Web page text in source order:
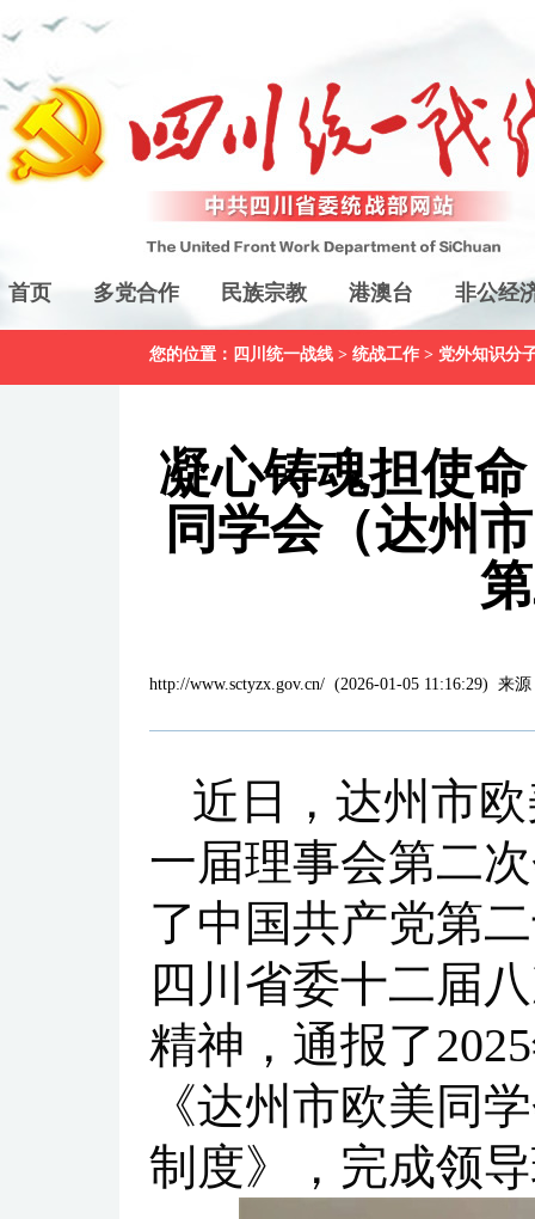
首页 多党合作 民族宗教 港澳台 非公经
您的位置： 四川统一战线 > 统战工作 > 党外知识分
凝心铸魂担使
同学会（达州
http://www.sctyzx.gov.cn/ (2026-01-05 11:16:29) 来源
近日，达州市
一届理事会第二
了中国共产党第
四川省委十二届
精神，通报了
《达州市欧美同
制度》，完成领